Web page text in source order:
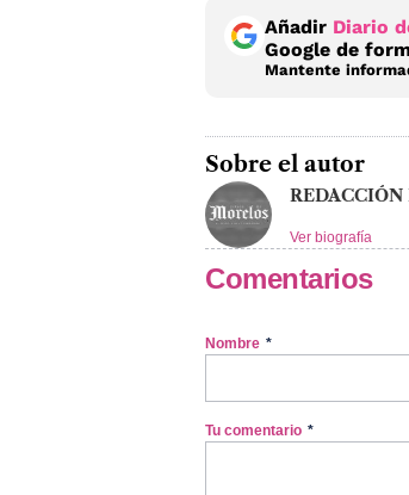
Añadir Diario
Google de
Mantente
Sobre el autor
Ver biografía
Comentarios
Nombre *
Tu comentario *